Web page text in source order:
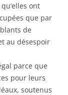
ont
que par
de
au désespoir
parce que
pour leurs
soutenus